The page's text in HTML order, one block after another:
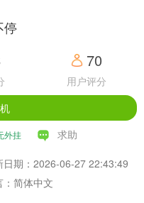
停
70
用户评分
外挂 求助
日期：2026-06-27 22:43:49
：简体中文